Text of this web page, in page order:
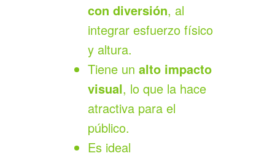
con diversión, al
integrar esfuerzo físico
y altura.
Tiene un alto impacto
visual, lo que la hace
atractiva para el
público.
Es ideal